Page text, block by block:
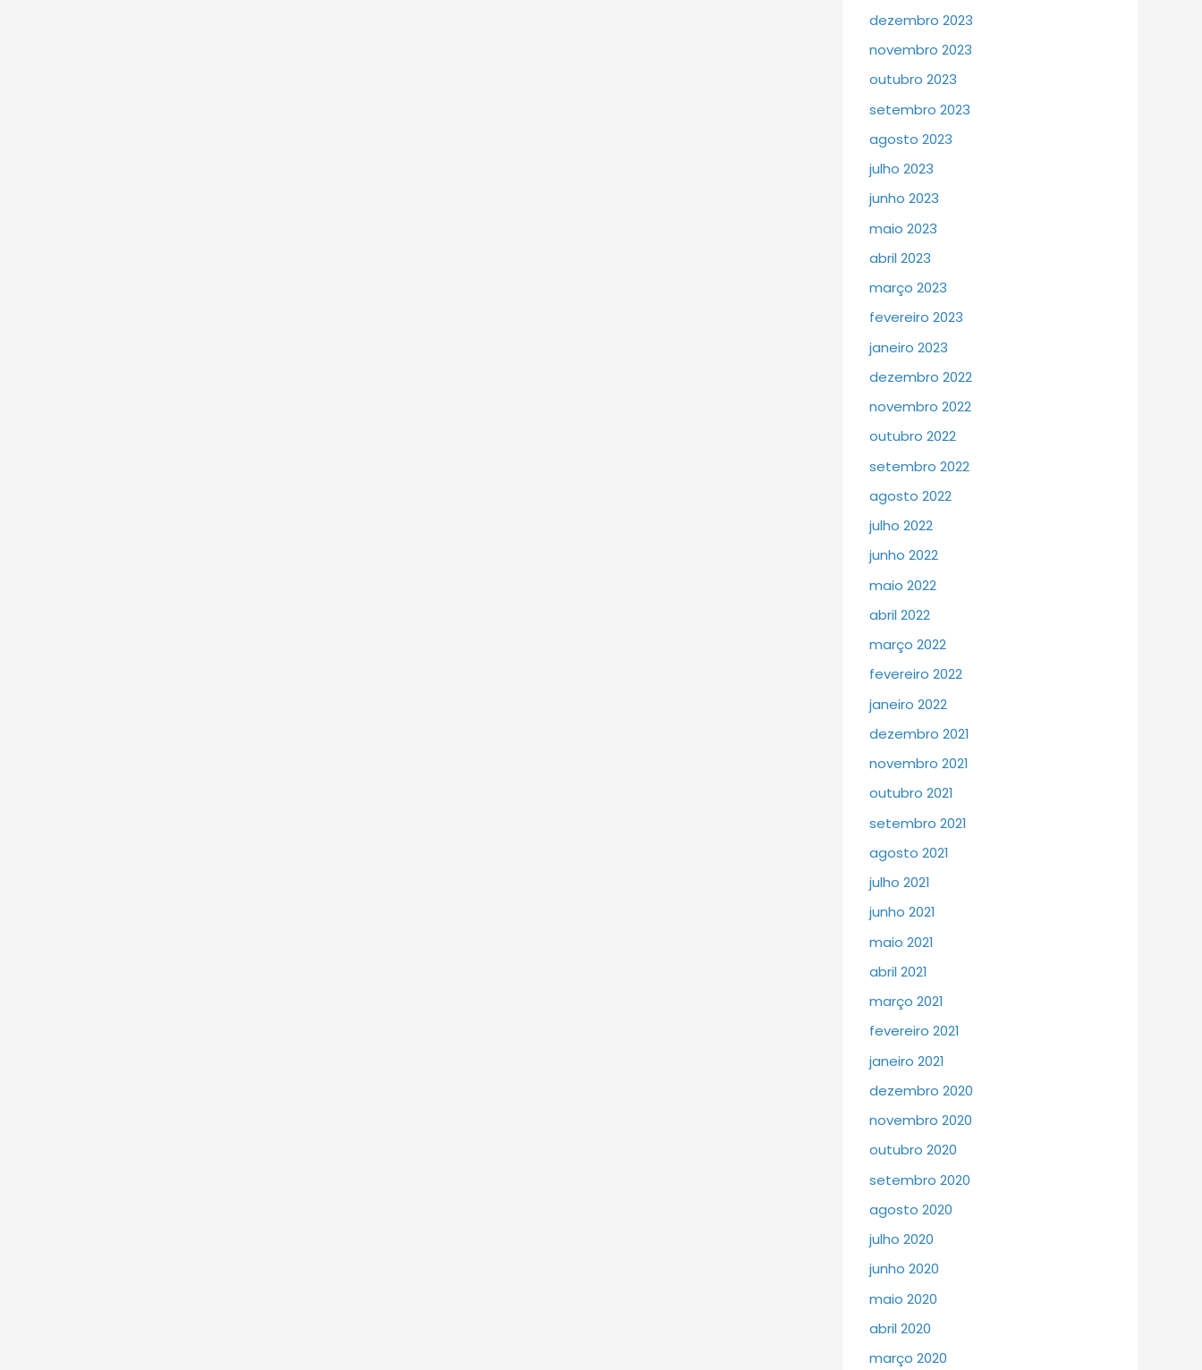
dezembro 2023
novembro 2023
outubro 2023
setembro 2023
agosto 2023
julho 2023
junho 2023
maio 2023
abril 2023
março 2023
fevereiro 2023
janeiro 2023
dezembro 2022
novembro 2022
outubro 2022
setembro 2022
agosto 2022
julho 2022
junho 2022
maio 2022
abril 2022
março 2022
fevereiro 2022
janeiro 2022
dezembro 2021
novembro 2021
outubro 2021
setembro 2021
agosto 2021
julho 2021
junho 2021
maio 2021
abril 2021
março 2021
fevereiro 2021
janeiro 2021
dezembro 2020
novembro 2020
outubro 2020
setembro 2020
agosto 2020
julho 2020
junho 2020
maio 2020
abril 2020
março 2020